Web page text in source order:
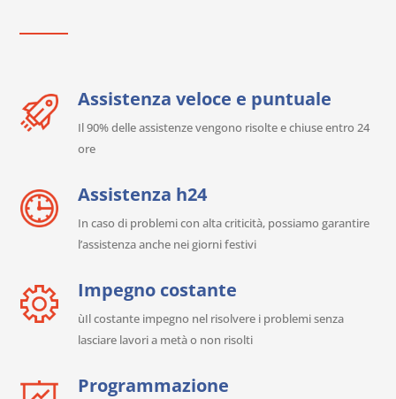
Assistenza veloce e puntuale
Il 90% delle assistenze vengono risolte e chiuse entro 24
ore
Assistenza h24
In caso di problemi con alta criticità, possiamo garantire
l’assistenza anche nei giorni festivi
Impegno costante
ùIl costante impegno nel risolvere i problemi senza
lasciare lavori a metà o non risolti
Programmazione